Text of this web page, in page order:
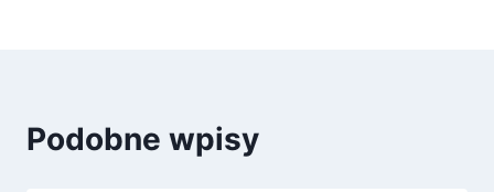
Podobne wpisy